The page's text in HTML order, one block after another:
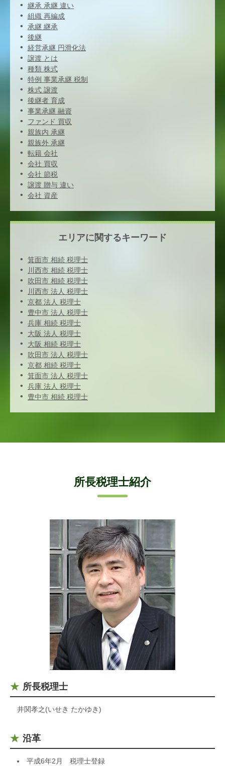
継承 承継 違い
組織 再編成
承継 継承
後継
経営承継 円滑化法
譲渡 とは
種類 株式
特例 事業承継 税制
株式 譲渡
後継者 育成
事業承継 融資
ファンド 買収
親族内 承継
親族外 承継
転籍 会社
会社 買収
会社 節税
譲渡 贈与 違い
会社 資産
エリアに関するキーワード
箕面市 相続 税理士
川西市 相続 税理士
吹田市 相続 税理士
川西市 法人 税理士
京都 法人 税理士
豊中市 法人 税理士
兵庫 相続 税理士
大阪 法人 税理士
大阪 相続 税理士
吹田市 法人 税理士
京都 相続 税理士
箕面市 法人 税理士
兵庫 法人 税理士
豊中市 相続 税理士
所長税理士紹介
所長税理士
井関孝之(いせき たかゆき)
沿革
平成6年2月 税理士登録